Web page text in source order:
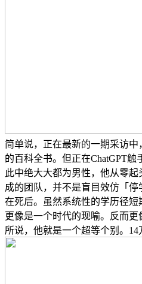
简单说，正在最新的一期采访
的百科全书。但正在ChatGPT
此中绝大大都为男性，他从零
成的团队，并不是盲目效仿「
在死后。虽然系统性的学历径
更像是一个时代的现喻。反而
所说，他就是一个超等个别。14